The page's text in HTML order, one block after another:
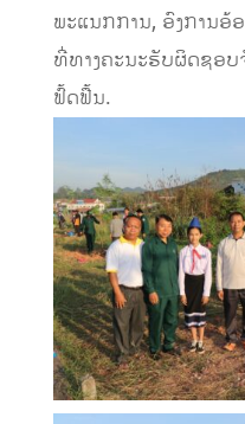
ພະແນກການ, ອົງການອ້
ທີ່ທາງຄະນະຮັບຜິດຊອບ
ຟົ້ດຟື້ນ.